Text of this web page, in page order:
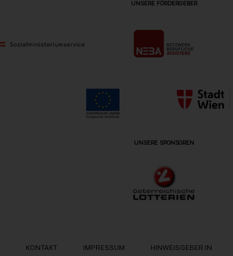
UNSERE FÖRDERGEBER
UNSERE SPONSOREN
KONTAKT IMPRESSUM HINWEISGEBER:IN